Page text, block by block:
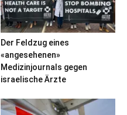
Der Feldzug eines
«angesehenen»
Medizinjournals gegen
israelische Ärzte